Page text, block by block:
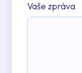
Vaše zpráva